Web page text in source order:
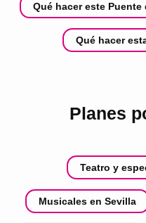
Qué hacer este
Qué hacer
Planes
Teatro y
Musicales en Sevilla